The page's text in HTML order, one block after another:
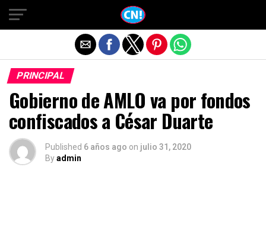
PRINCIPAL
Gobierno de AMLO va por fondos
confiscados a César Duarte
Published 6 años ago on julio 31, 2020
Byadmin
Salir de la versión móvil